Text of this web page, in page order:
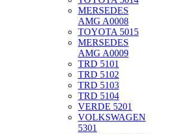
MERSEDES
AMG A0008
TOYOTA 5015
MERSEDES
AMG A0009
TRD 5101
TRD 5102
TRD 5103
TRD 5104
VERDE 5201
VOLKSWAGEN
5301